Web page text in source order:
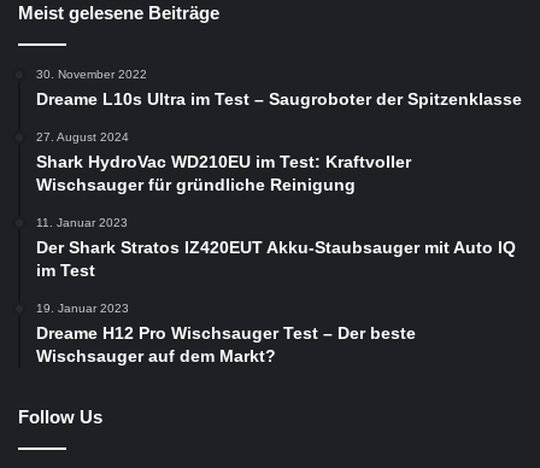
Meist gelesene Beiträge
30. November 2022
Dreame L10s Ultra im Test – Saugroboter der Spitzenklasse
27. August 2024
Shark HydroVac WD210EU im Test: Kraftvoller
Wischsauger für gründliche Reinigung
11. Januar 2023
Der Shark Stratos IZ420EUT Akku-Staubsauger mit Auto IQ
im Test
19. Januar 2023
Dreame H12 Pro Wischsauger Test – Der beste
Wischsauger auf dem Markt?
Follow Us